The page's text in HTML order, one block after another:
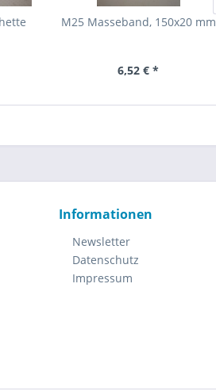
M25 Masseband, 150x20 mm
6,52 € *
Informationen
Newsletter
Datenschutz
Impressum